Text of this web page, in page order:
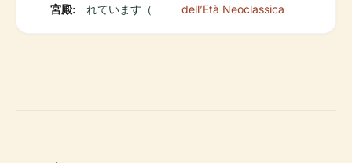
宮殿:
れています（
dell’Età Neoclassica